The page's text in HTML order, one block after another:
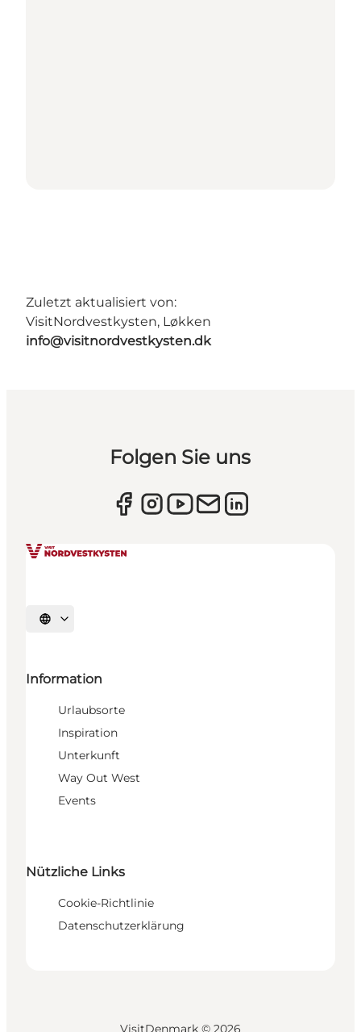
Zuletzt aktualisiert von:
VisitNordvestkysten, Løkken
info@visitnordvestkysten.dk
Folgen Sie uns
Sprache auswählen
Information
Urlaubsorte
Inspiration
Unterkunft
Way Out West
Events
Nützliche Links
Cookie-Richtlinie
Datenschutzerklärung
VisitDenmark © 2026